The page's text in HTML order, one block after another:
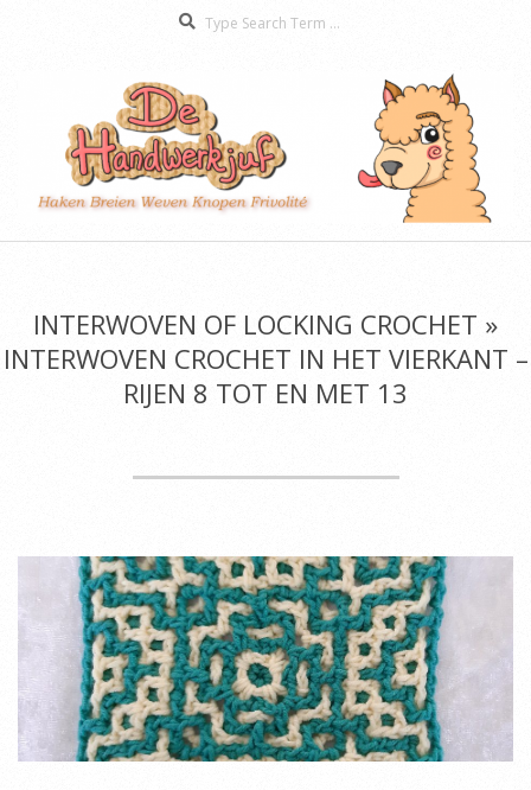
De
MenuINTERWOVEN OF LOCKING CROCHET »
INTERWOVEN CROCHET IN HET VIERKANT –
RIJEN 8 TOT EN MET 13